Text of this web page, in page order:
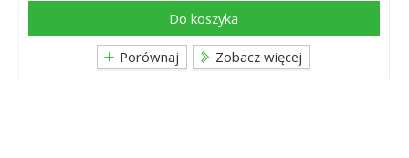
Do koszyka
Porównaj Zobacz więcej